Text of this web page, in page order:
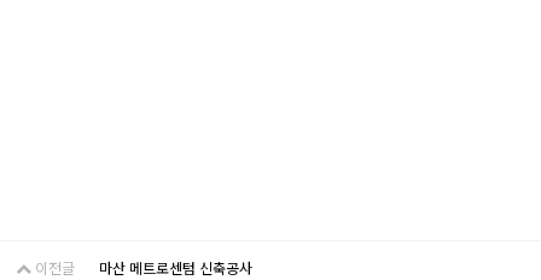
이전글 마산 메트로센텀 신축공사